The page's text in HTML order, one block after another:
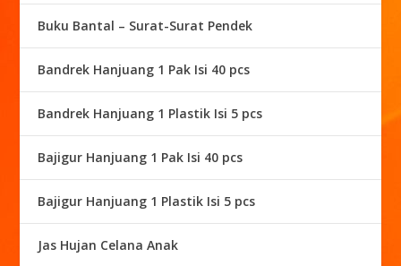
Buku Bantal – Surat-Surat Pendek
Bandrek Hanjuang 1 Pak Isi 40 pcs
Bandrek Hanjuang 1 Plastik Isi 5 pcs
Bajigur Hanjuang 1 Pak Isi 40 pcs
Bajigur Hanjuang 1 Plastik Isi 5 pcs
Jas Hujan Celana Anak